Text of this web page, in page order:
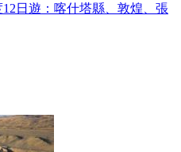
日遊：喀什塔縣、敦煌、張